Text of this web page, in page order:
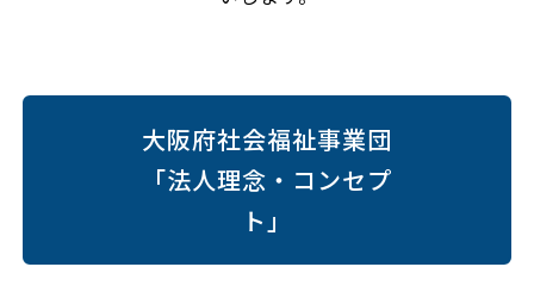
大阪府社会福祉事業団
「法人理念・コンセプ
ト」